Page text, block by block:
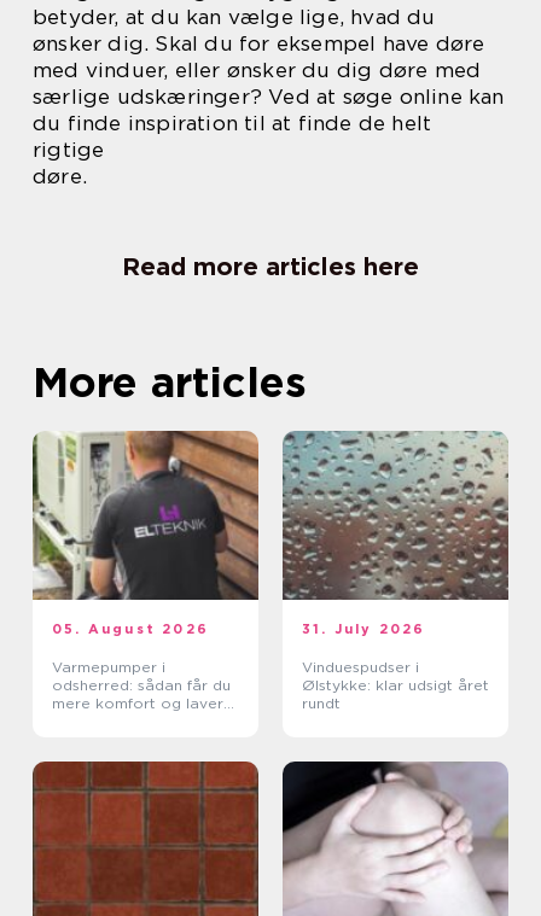
betyder, at du kan vælge lige, hvad du
ønsker dig. Skal du for eksempel have døre
med vinduer, eller ønsker du dig døre med
særlige udskæringer? Ved at søge online kan
du finde inspiration til at finde de helt
rigtige
døre.
Read more articles here
More articles
05. August 2026
Varmepumper i
odsherred: sådan får du
mere komfort og lavere
31. July 2026
Vinduespudser i
Ølstykke: klar udsigt året
rundt